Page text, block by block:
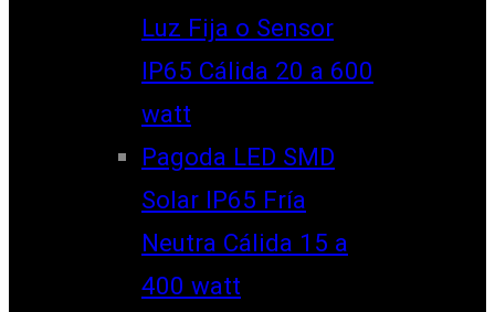
Luz Fija o Sensor
IP65 Cálida 20 a 600
watt
Pagoda LED SMD
Solar IP65 Fría
Neutra Cálida 15 a
400 watt